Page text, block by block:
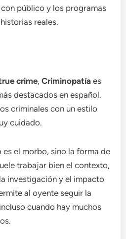
público y los programas
reales.
crime,Criminopatía es
destacados en español.
criminales con un estilo
cuidado.
el morbo, sino la forma de
trabajar bien el contexto,
investigación y el impacto
al oyente seguir la
cuando hay muchos